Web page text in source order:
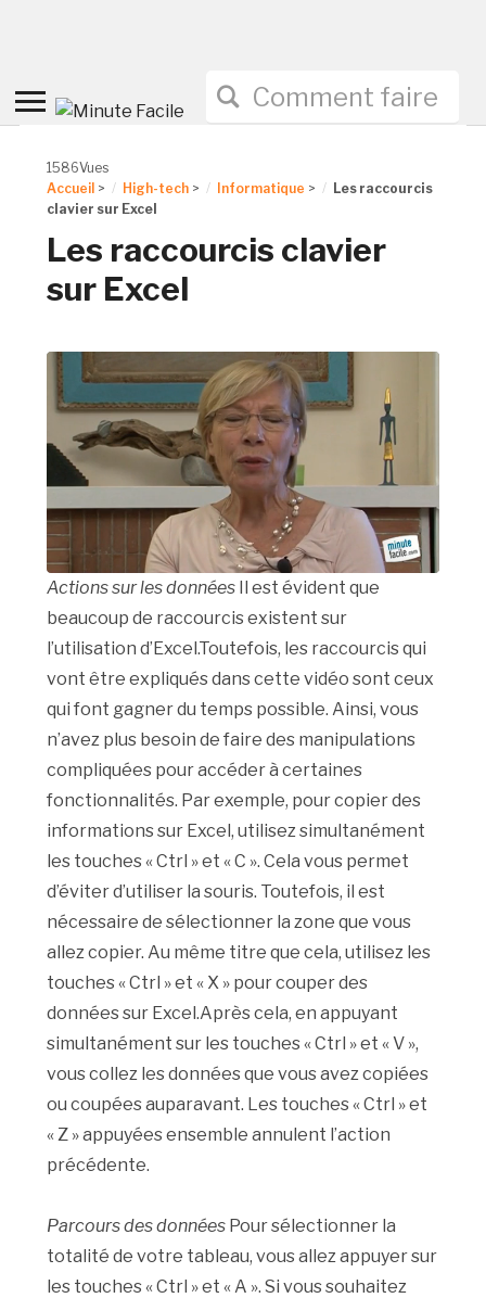
Toggle
&
navigation
1586Vues
Accueil > High-tech > Informatique >
Les raccourcis
clavier sur Excel
Les raccourcis clavier
sur Excel
Actions sur les données Il est évident que
beaucoup de raccourcis existent sur
l’utilisation d’Excel.Toutefois, les raccourcis qui
vont être expliqués dans cette vidéo sont ceux
qui font gagner du temps possible. Ainsi, vous
n’avez plus besoin de faire des manipulations
compliquées pour accéder à certaines
fonctionnalités. Par exemple, pour copier des
informations sur Excel, utilisez simultanément
les touches « Ctrl » et « C ». Cela vous permet
d’éviter d’utiliser la souris. Toutefois, il est
nécessaire de sélectionner la zone que vous
allez copier. Au même titre que cela, utilisez les
touches « Ctrl » et « X » pour couper des
données sur Excel.Après cela, en appuyant
simultanément sur les touches « Ctrl » et « V »,
vous collez les données que vous avez copiées
ou coupées auparavant. Les touches « Ctrl » et
« Z » appuyées ensemble annulent l’action
précédente.
Parcours des données Pour sélectionner la
totalité de votre tableau, vous allez appuyer sur
les touches « Ctrl » et « A ». Si vous souhaitez